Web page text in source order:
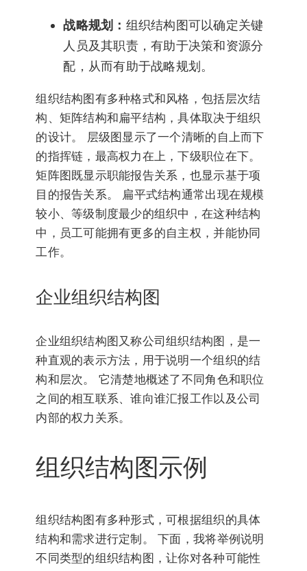
战略规划： 组织结构图可以确定关键
人员及其职责，有助于决策和资源分
配，从而有助于战略规划。
组织结构图有多种格式和风格，包括层次结
构、矩阵结构和扁平结构，具体取决于组织
的设计。 层级图显示了一个清晰的自上而下
的指挥链，最高权力在上，下级职位在下。
矩阵图既显示职能报告关系，也显示基于项
目的报告关系。 扁平式结构通常出现在规模
较小、等级制度最少的组织中，在这种结构
中，员工可能拥有更多的自主权，并能协同
工作。
企业组织结构图
企业组织结构图又称公司组织结构图，是一
种直观的表示方法，用于说明一个组织的结
构和层次。 它清楚地概述了不同角色和职位
之间的相互联系、谁向谁汇报工作以及公司
内部的权力关系。
组织结构图示例
组织结构图有多种形式，可根据组织的具体
结构和需求进行定制。 下面，我将举例说明
不同类型的组织结构图，让你对各种可能性